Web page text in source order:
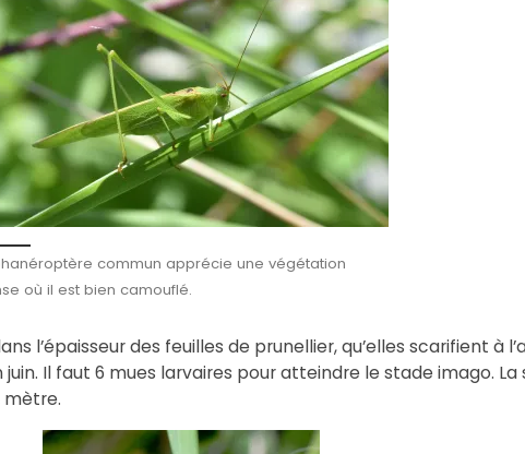
commun apprécie une végétation
où il est bien camouflé.
l’épaisseur des feuilles de prunellier, qu’elles scarifient à
Il faut 6 mues larvaires pour atteindre le stade imago.
mètre.